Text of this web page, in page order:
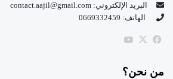
ك
البريد الإلكتروني: contact.aajil@gmail.com
الهاتف: 0669332459
فيسبوك
‫X
من نحن؟